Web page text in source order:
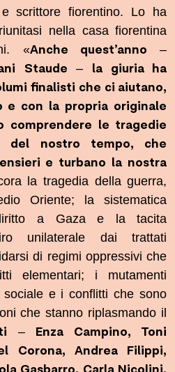
scrittore fiorentino. Lo ha
nella casa fiorentina
«Anche quest’anno –
Staude – la giuria ha
finalisti che ci aiutano,
e con la propria originale
comprendere le tragedie
del nostro tempo, che
e turbano la nostra
la tragedia della guerra,
Oriente; la sistematica
a Gaza e la tacita
unilaterale dai trattati
di regimi oppressivi che
elementari; i mutamenti
sociale e i conflitti che sono
che stanno riplasmando il
– Enza Campino, Toni
Corona, Andrea Filippi,